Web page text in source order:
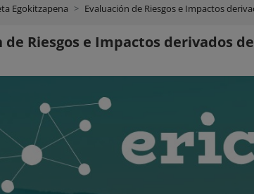
Egokitzapena Evaluación de Riesgos e Impactos
de Riesgos e Impactos derivados